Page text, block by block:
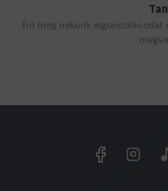
Írd meg nekünk elgondolásodat